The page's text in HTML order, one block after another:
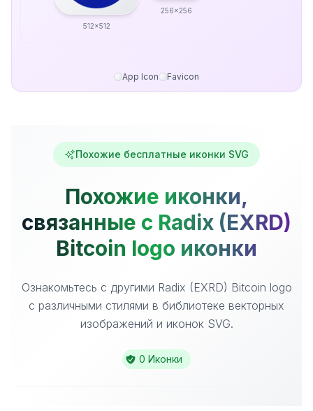
512x512
256x256
App Icon Favicon
Похожие бесплатные иконки SVG
Похожие иконки,
связанные с Radix (EXRD)
Bitcoin logo иконки
Ознакомьтесь с другими Radix (EXRD) Bitcoin logo
с различными стилями в библиотеке векторных
изображений и иконок SVG.
0 Иконки